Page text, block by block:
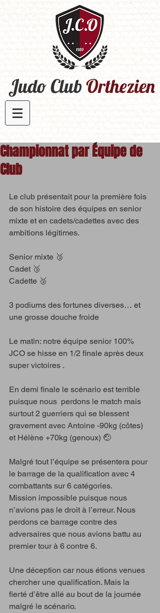
Judo ClubOrthezien​
Championnat par Équipe de
Club
Le club présentait pour la première fois
de son histoire des équipes en senior
mixte et en cadets/cadettes avec des
ambitions légitimes.
Senior mixte 🥉
Cadet 🥉
Cadette 🥉
3 podiums des fortunes diverses… et
une grosse douche froide
Le matin: notre équipe senior 100%
JCO se hisse en 1/2 finale après deux
super victoires .
En demi finale le scénario est terrible
puisque nous  perdons le match mais
surtout 2 guerriers qui se blessent
gravement avec Antoine -90kg (côtes)
et Hélène +70kg (genoux) 🤕
Malgré tout l’équipe se présentera pour
le barrage de la qualification avec 4
combattants sur 6 catégories.
Mission impossible puisque nous
n’avions pas le droit à l’erreur. Nous
perdons ce barrage contre des
adversaires que nous avions battu au
premier tour à 6 contre 6.
Une déception car nous étions venues
chercher une qualification. Mais la
fierté d’être allé au bout de la journée
malgré le scénario.